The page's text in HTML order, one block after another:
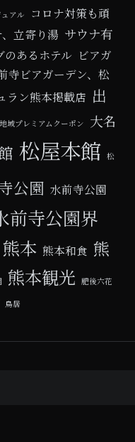
アル
コロナ対策も頑
立寄り湯 サウナ有
のあるホテル ビアガ
寺ビアガーデン、松
ラン熊本掲載店 出
地域プレミアムクーポン
大名
松屋本館 松
公園 水前寺公園
前寺公園界
熊本 熊本和食 熊
熊本観光 肥後六花
鳥居